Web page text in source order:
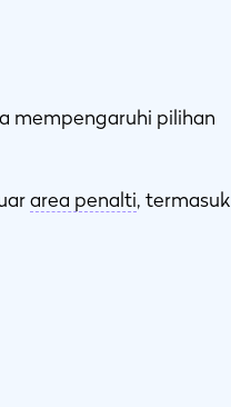
mempengaruhi pilihan
area penalti, termasuk